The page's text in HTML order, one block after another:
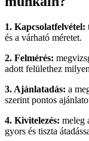
1. Kapcsolatfelvétel:
és a várható méretet.
2. Felmérés:
adott felülethez
3. Ajánlatadás: a
szerint pontos
4. Kivitelezés: meleg
gyors és tiszta